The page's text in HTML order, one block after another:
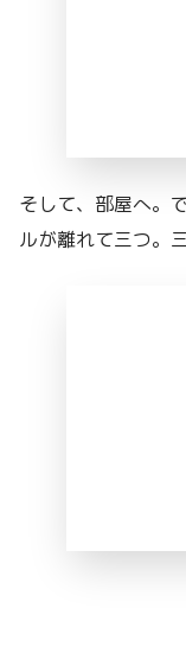
そして、部屋へ。
ルが離れて三つ。